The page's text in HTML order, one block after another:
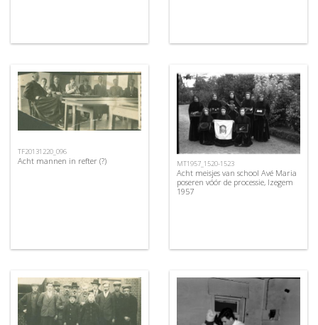
TF20131220_096
Acht mannen in refter (?) MT1957_1520-1523
Acht meisjes van school Avé Maria
poseren vóór de processie, Izegem
1957